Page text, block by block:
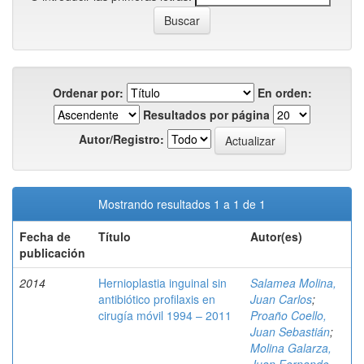
Ordenar por:
En orden:
Resultados por página
Autor/Registro:
Mostrando resultados 1 a 1 de 1
Fecha de
publicación
Título Autor(es)
2014
Hernioplastia inguinal sin
antibiótico profilaxis en
cirugía móvil 1994 – 2011
Salamea Molina,
Juan Carlos;
Proaño Coello,
Juan Sebastián;
Molina Galarza,